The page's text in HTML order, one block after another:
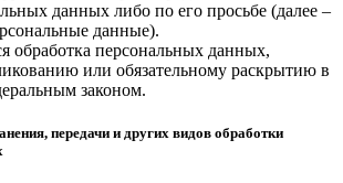
данных либо по его просьбе (далее –
данные).
обработка персональных данных,
или обязательному раскрытию в
законом.
передачи и других видов обработки